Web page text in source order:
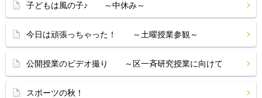
子どもは風の子♪ ～中休み～
今日は頑張っちゃった！ ～土曜授業参観～
公開授業のビデオ撮り ～区一斉研究授業に向けて
スポーツの秋！